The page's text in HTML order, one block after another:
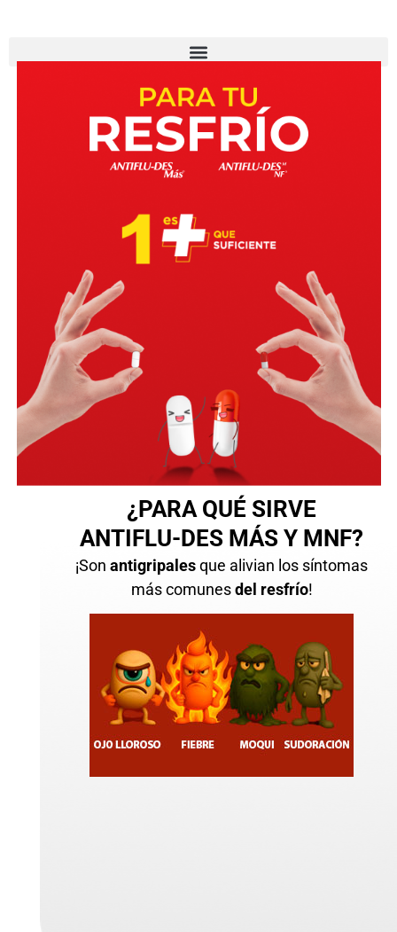
¿PARA QUÉ SIRVE
ANTIFLU-DES MÁS Y MNF?
¡Son antigripalesque alivian los síntomas
más comunesdel resfrío!